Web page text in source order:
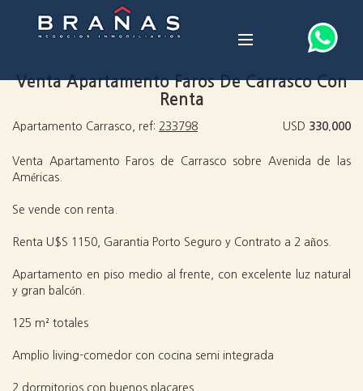
Venta Apartamento Faros De Carrasco Con
Renta
Apartamento Carrasco, ref: 233798 USD 330.000
Venta Apartamento Faros de Carrasco sobre Avenida de las
Américas.
Se vende con renta.
Renta U$S 1150, Garantia Porto Seguro y Contrato a 2 años.
Apartamento en piso medio al frente, con excelente luz natural
y gran balcón.
125 m² totales
Amplio living-comedor con cocina semi integrada
2 dormitorios con buenos placares